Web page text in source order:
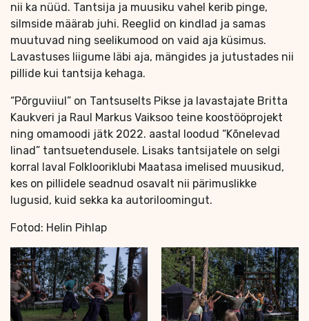
nii ka nüüd. Tantsija ja muusiku vahel kerib pinge,
silmside määrab juhi. Reeglid on kindlad ja samas
muutuvad ning seelikumood on vaid aja küsimus.
Lavastuses liigume läbi aja, mängides ja jutustades nii
pillide kui tantsija kehaga.
“Põrguviiul” on Tantsuselts Pikse ja lavastajate Britta
Kaukveri ja Raul Markus Vaiksoo teine koostööprojekt
ning omamoodi jätk 2022. aastal loodud “Kõnelevad
linad” tantsuetendusele. Lisaks tantsijatele on selgi
korral laval Folklooriklubi Maatasa imelised muusikud,
kes on pillidele seadnud osavalt nii pärimuslikke
lugusid, kuid sekka ka autoriloomingut.
Fotod: Helin Pihlap